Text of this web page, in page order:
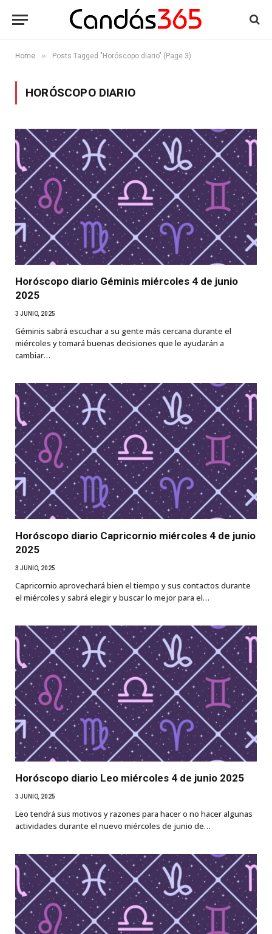
Home » Posts Tagged "Horóscopo diario" (Page 3)
HORÓSCOPO DIARIO
Horóscopo diario Géminis miércoles 4 de junio
2025
3 JUNIO, 2025
Géminis sabrá escuchar a su gente más cercana durante el
miércoles y tomará buenas decisiones que le ayudarán a
cambiar…
Horóscopo diario Capricornio miércoles 4 de junio
2025
3 JUNIO, 2025
Capricornio aprovechará bien el tiempo y sus contactos durante
el miércoles y sabrá elegir y buscar lo mejor para el…
Horóscopo diario Leo miércoles 4 de junio 2025
3 JUNIO, 2025
Leo tendrá sus motivos y razones para hacer o no hacer algunas
actividades durante el nuevo miércoles de junio de…